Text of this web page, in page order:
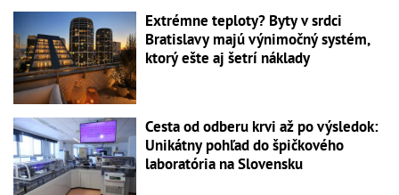
Extrémne teploty? Byty v srdci
Bratislavy majú výnimočný systém,
ktorý ešte aj šetrí náklady
Cesta od odberu krvi až po výsledok:
Unikátny pohľad do špičkového
laboratória na Slovensku